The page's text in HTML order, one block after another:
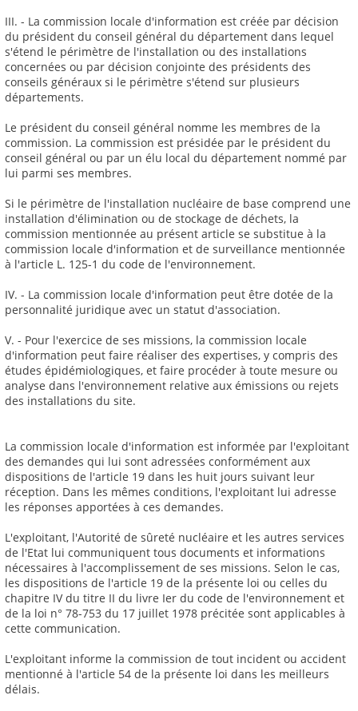
III. - La commission locale d'information est créée par décision
du président du conseil général du département dans lequel
s'étend le périmètre de l'installation ou des installations
concernées ou par décision conjointe des présidents des
conseils généraux si le périmètre s'étend sur plusieurs
départements.
Le président du conseil général nomme les membres de la
commission. La commission est présidée par le président du
conseil général ou par un élu local du département nommé par
lui parmi ses membres.
Si le périmètre de l'installation nucléaire de base comprend une
installation d'élimination ou de stockage de déchets, la
commission mentionnée au présent article se substitue à la
commission locale d'information et de surveillance mentionnée
à l'article L. 125-1 du code de l'environnement.
IV. - La commission locale d'information peut être dotée de la
personnalité juridique avec un statut d'association.
V. - Pour l'exercice de ses missions, la commission locale
d'information peut faire réaliser des expertises, y compris des
études épidémiologiques, et faire procéder à toute mesure ou
analyse dans l'environnement relative aux émissions ou rejets
des installations du site.
La commission locale d'information est informée par l'exploitant
des demandes qui lui sont adressées conformément aux
dispositions de l'article 19 dans les huit jours suivant leur
réception. Dans les mêmes conditions, l'exploitant lui adresse
les réponses apportées à ces demandes.
L'exploitant, l'Autorité de sûreté nucléaire et les autres services
de l'Etat lui communiquent tous documents et informations
nécessaires à l'accomplissement de ses missions. Selon le cas,
les dispositions de l'article 19 de la présente loi ou celles du
chapitre IV du titre II du livre Ier du code de l'environnement et
de la loi n° 78-753 du 17 juillet 1978 précitée sont applicables à
cette communication.
L'exploitant informe la commission de tout incident ou accident
mentionné à l'article 54 de la présente loi dans les meilleurs
délais.